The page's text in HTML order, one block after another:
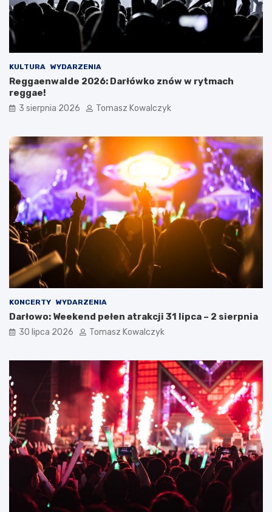
KULTURA WYDARZENIA
Reggaenwalde 2026: Darłówko znów w rytmach
reggae!
3 sierpnia 2026 Tomasz Kowalczyk
KONCERTY WYDARZENIA
Darłowo: Weekend pełen atrakcji 31 lipca – 2 sierpnia
30 lipca 2026 Tomasz Kowalczyk